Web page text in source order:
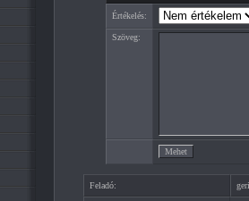
Értékelés:
Szöveg:
Feladó: